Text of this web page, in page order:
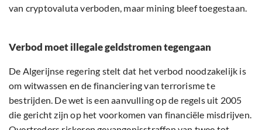
van cryptovaluta verboden, maar mining bleef toegestaan.
Verbod moet illegale geldstromen tegengaan
De Algerijnse regering stelt dat het verbod noodzakelijk is
om witwassen en de financiering van terrorisme te
bestrijden. De wet is een aanvulling op de regels uit 2005
die gericht zijn op het voorkomen van financiële misdrijven.